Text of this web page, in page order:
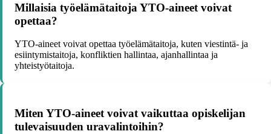
Millaisia työelämätaitoja YTO-aineet voivat
opettaa?
YTO-aineet voivat opettaa työelämätaitoja, kuten viestintä- ja
esiintymistaitoja, konfliktien hallintaa, ajanhallintaa ja
yhteistyötaitoja.
Miten YTO-aineet voivat vaikuttaa opiskelijan
tulevaisuuden uravalintoihin?